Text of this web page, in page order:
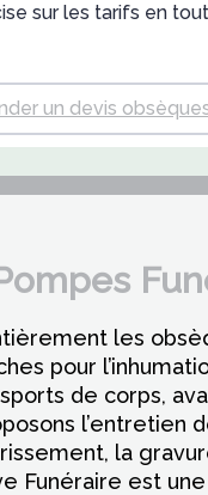
sur les tarifs en
un devis
les
pour
de corps,
la
Funéraire est